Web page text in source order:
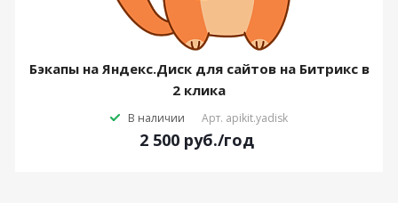
Бэкапы на Яндекс.Диск для сайтов на Битрикс в
2 клика
В наличии Арт. apikit.yadisk
2 500 руб./год